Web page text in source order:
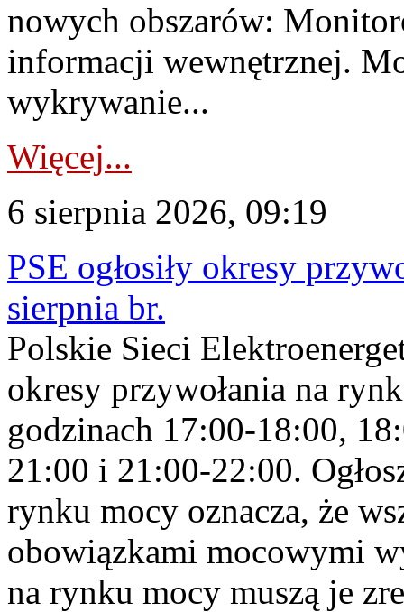
nowych obszarów:
informacji wewnętrznej.
wykrywanie...
Więcej...
6 sierpnia 2026, 09:19
PSE ogłosiły okresy
sierpnia br.
Polskie Sieci
okresy przywołania na
godzinach 17:00-18:00,
21:00 i 21:00-22:00.
rynku mocy oznacza, że
obowiązkami mocowymi
na rynku mocy muszą je